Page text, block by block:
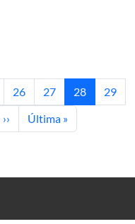
Page
26 Page
27 Current
28 Page
29
Next page
›› Last page
Última »